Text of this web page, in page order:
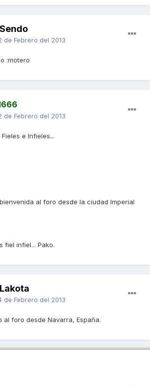
de Febrero del 2013
:motero
de Febrero del 2013
e Infieles...
bienvenida al foro desde la ciudad Imperial
fiel infiel... Pako.
de Febrero del 2013
al foro desde Navarra, España.